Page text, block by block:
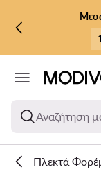
ΜΕΤΆΒΑΣΗ ΣΤΟ
ΜΕΤΆΒΑΣΗ
Αναζήτηση
Πλεκτά